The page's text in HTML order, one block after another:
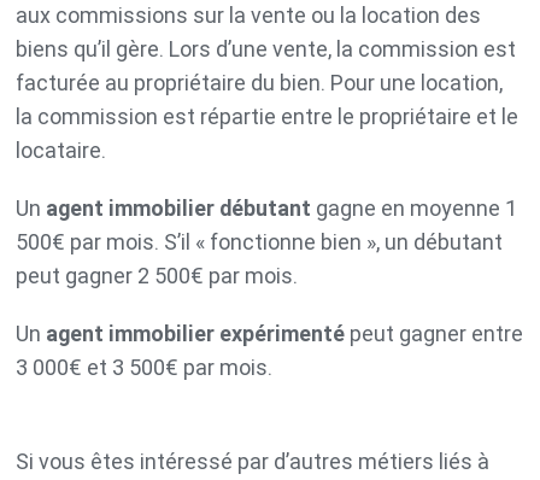
aux commissions sur la vente ou la location des
biens qu’il gère. Lors d’une vente, la commission est
facturée au propriétaire du bien. Pour une location,
la commission est répartie entre le propriétaire et le
locataire.
Un agent immobilier débutant gagne en moyenne 1
500€ par mois. S’il « fonctionne bien », un débutant
peut gagner 2 500€ par mois.
Un agent immobilier expérimenté peut gagner entre
3 000€ et 3 500€ par mois.
Si vous êtes intéressé par d’autres métiers liés à